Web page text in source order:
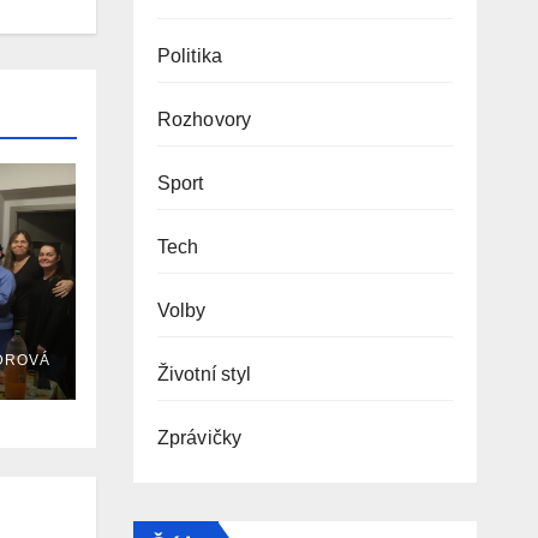
Politika
Rozhovory
Sport
Tech
Volby
Životní styl
Zprávičky